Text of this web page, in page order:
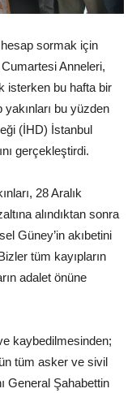
hesap sormak için
Anneleri,
isterken bu hafta bir
yakınları bu yüzden
(İHD) İstanbul
gerçekleştirdi.
28 Aralık
alındıktan sonra
Güney’in akıbetini
tüm kayıpların
adalet önüne
kaybedilmesinden;
tüm asker ve sivil
General Şahabettin